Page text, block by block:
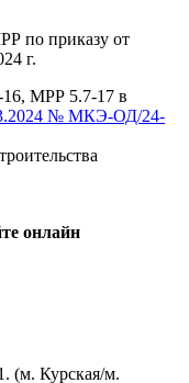
по приказу от
г.
МРР 5.7-17 в
№ МКЭ-ОД/24-
онлайн
(м. Курская/м.